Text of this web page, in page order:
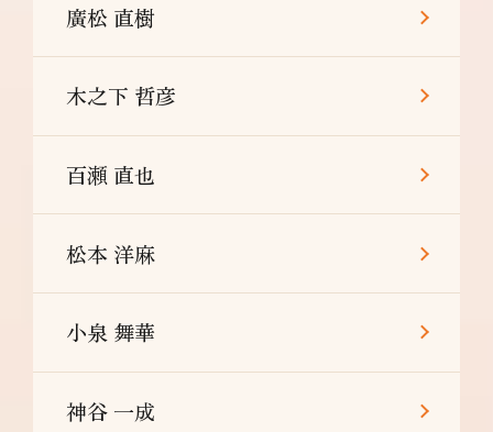
廣松 直樹
木之下 哲彦
百瀬 直也
松本 洋麻
小泉 舞華
神谷 一成